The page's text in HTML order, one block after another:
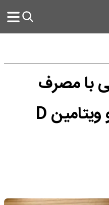
با مصرف
خودسرانه کلسیم و ویتامین D